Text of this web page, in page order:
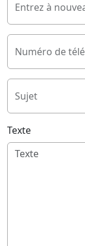
Entrez à
Numéro de
Sujet
Texte